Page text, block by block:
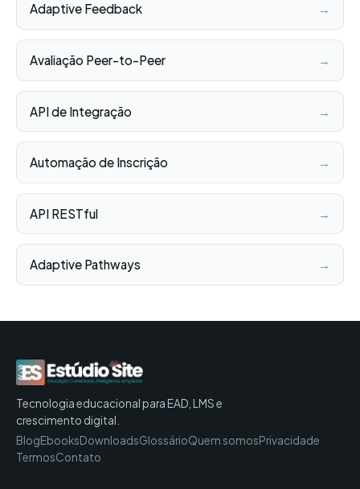
Adaptive Feedback →
Avaliação Peer-to-Peer →
API de Integração →
Automação de Inscrição →
API RESTful →
Adaptive Pathways →
Tecnologia educacional para EAD, LMS e
crescimento digital.
BlogEbooksDownloadsGlossárioQuem somosPrivacidade
TermosContato